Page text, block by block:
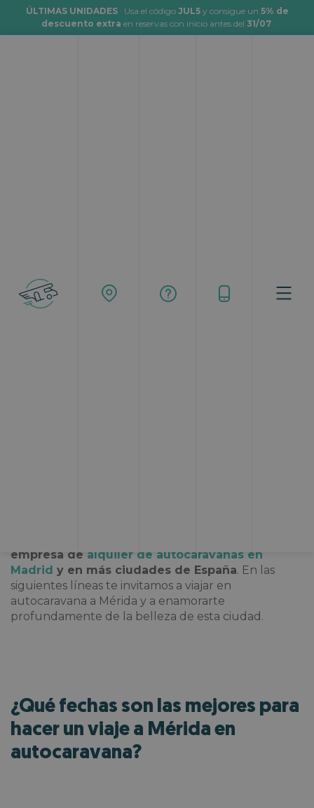
ÚLTIMAS UNIDADES· Usa el código JUL5y consigue un 5% de
descuento extra en reservas con inicio antes del 31/07.
empresa de alquiler de autocaravanas en
Madrid y en más ciudades de España. En las
siguientes líneas te invitamos a viajar en
autocaravana a Mérida y a enamorarte
profundamente de la belleza de esta ciudad.
¿Qué fechas son las mejores para
hacer un viaje a Mérida en
autocaravana?